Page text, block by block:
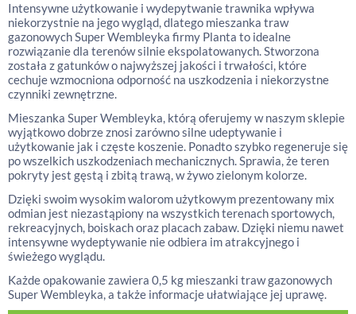
Intensywne użytkowanie i wydepytwanie trawnika wpływa
niekorzystnie na jego wygląd, dlatego mieszanka traw
gazonowych Super Wembleyka firmy Planta to idealne
rozwiązanie dla terenów silnie ekspolatowanych. Stworzona
została z gatunków o najwyższej jakości i trwałości, które
cechuje wzmocniona odporność na uszkodzenia i niekorzystne
czynniki zewnętrzne.
Mieszanka Super Wembleyka, którą oferujemy w naszym sklepie
wyjątkowo dobrze znosi zarówno silne udeptywanie i
użytkowanie jak i częste koszenie. Ponadto szybko regeneruje się
po wszelkich uszkodzeniach mechanicznych. Sprawia, że teren
pokryty jest gęstą i zbitą trawą, w żywo zielonym kolorze.
Dzięki swoim wysokim walorom użytkowym prezentowany mix
odmian jest niezastąpiony na wszystkich terenach sportowych,
rekreacyjnych, boiskach oraz placach zabaw. Dzięki niemu nawet
intensywne wydeptywanie nie odbiera im atrakcyjnego i
świeżego wyglądu.
Każde opakowanie zawiera 0,5 kg mieszanki traw gazonowych
Super Wembleyka, a także informacje ułatwiające jej uprawę.